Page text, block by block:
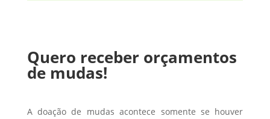
Quero receber orçamentos
de mudas!
A doação de mudas acontece somente se houver